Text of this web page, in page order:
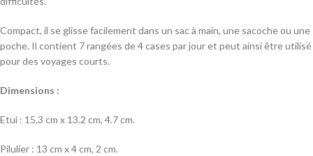
Compact, il se glisse facilement dans un sac à main, une sacoche ou une
poche. Il contient 7 rangées de 4 cases par jour et peut ainsi être utilisé
pour des voyages courts.
Dimensions :
Etui : 15.3 cm x 13.2 cm, 4.7 cm.
Pilulier : 13 cm x 4 cm, 2 cm.